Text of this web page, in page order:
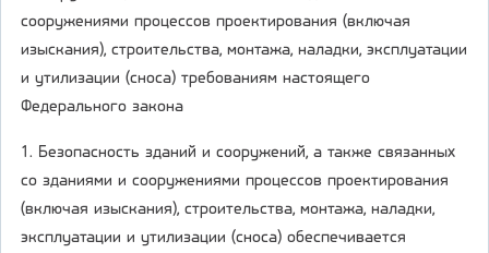
сооружениями процессов проектирования (включая
изыскания), строительства, монтажа, наладки, эксплуатации
и утилизации (сноса) требованиям настоящего
Федерального закона
1. Безопасность зданий и сооружений, а также связанных
со зданиями и сооружениями процессов проектирования
(включая изыскания), строительства, монтажа, наладки,
эксплуатации и утилизации (сноса) обеспечивается